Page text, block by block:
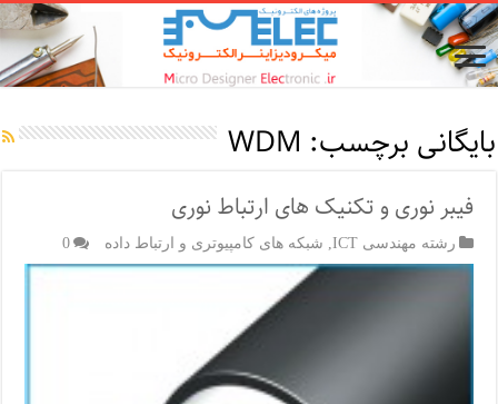
بایگانی برچسب: WDM
فیبر نوری و تکنیک های ارتباط نوری
رشته مهندسی ICT شبکه های کامپیوتری و ارتباط داده 0